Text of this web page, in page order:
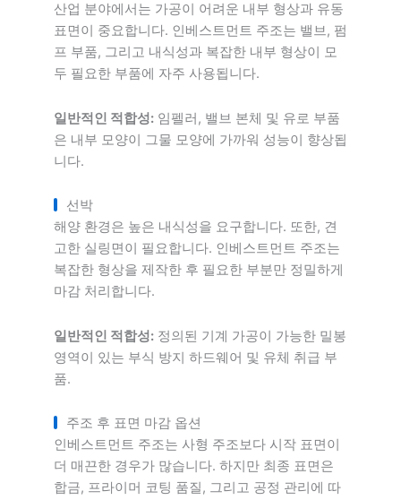
산업 분야에서는 가공이 어려운 내부 형상과 유동
표면이 중요합니다. 인베스트먼트 주조는 밸브, 펌
프 부품, 그리고 내식성과 복잡한 내부 형상이 모
두 필요한 부품에 자주 사용됩니다.
일반적인 적합성: 임펠러, 밸브 본체 및 유로 부품
은 내부 모양이 그물 모양에 가까워 성능이 향상됩
니다.
선박
해양 환경은 높은 내식성을 요구합니다. 또한, 견
고한 실링면이 필요합니다. 인베스트먼트 주조는
복잡한 형상을 제작한 후 필요한 부분만 정밀하게
마감 처리합니다.
일반적인 적합성: 정의된 기계 가공이 가능한 밀봉
영역이 있는 부식 방지 하드웨어 및 유체 취급 부
품.
주조 후 표면 마감 옵션
인베스트먼트 주조는 사형 주조보다 시작 표면이
더 매끈한 경우가 많습니다. 하지만 최종 표면은
합금, 프라이머 코팅 품질, 그리고 공정 관리에 따